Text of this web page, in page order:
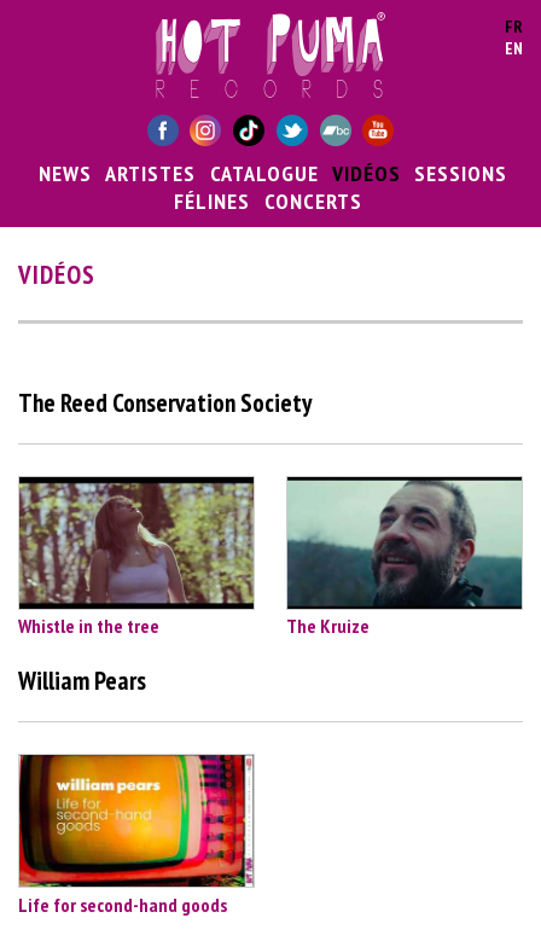
FR
EN
NEWS ARTISTES CATALOGUE VIDÉOS SESSIONS
FÉLINES
CONCERTS
VIDÉOS
The Reed Conservation Society
Whistle in the tree The Kruize
William Pears
Life for second-hand goods